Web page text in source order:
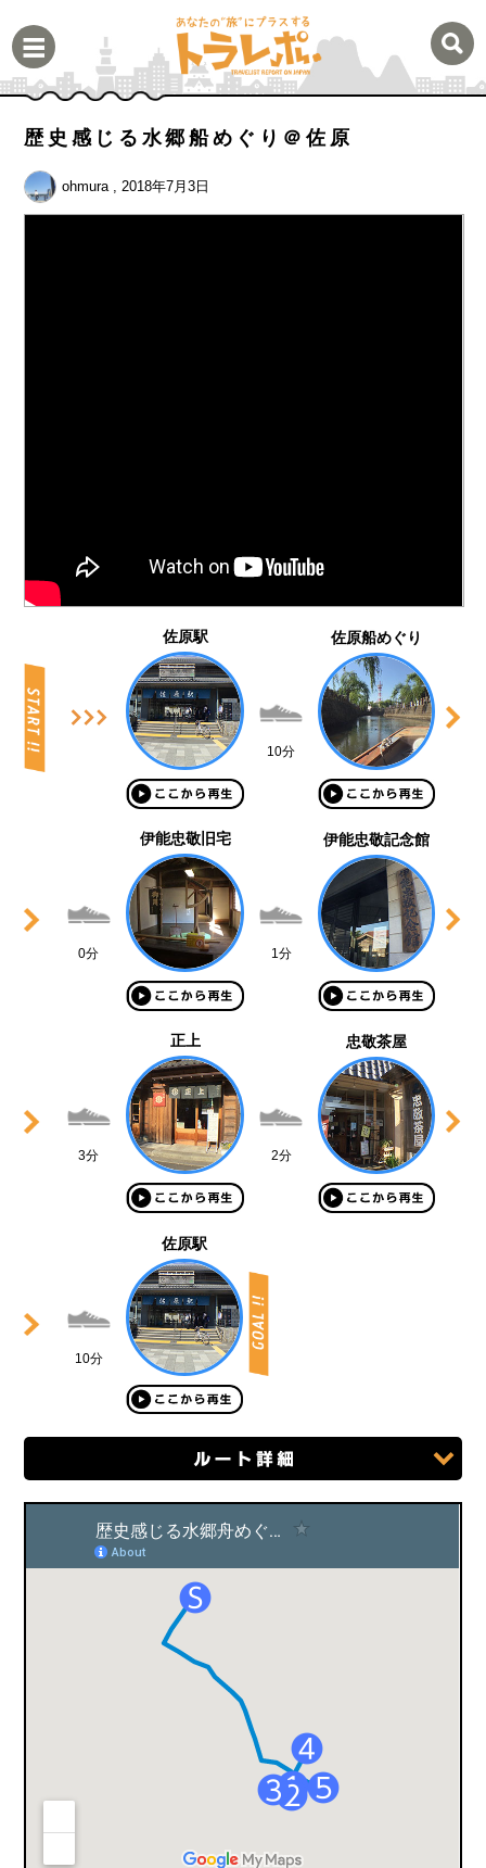
歴史感じる水郷船めぐり＠佐原
ohmura, 2018年7月3日
佐原駅
10分
佐原船めぐり
0分
伊能忠敬旧宅
1分
伊能忠敬記念館
3分
正上
2分
忠敬茶屋
10分
佐原駅